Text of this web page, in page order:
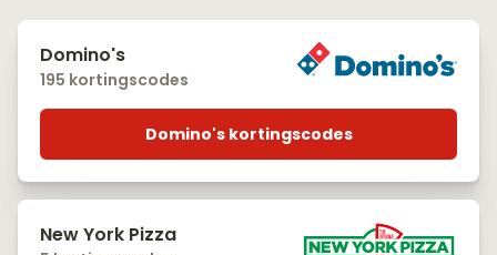
Domino's
195 kortingscodes
Domino's kortingscodes
New York Pizza